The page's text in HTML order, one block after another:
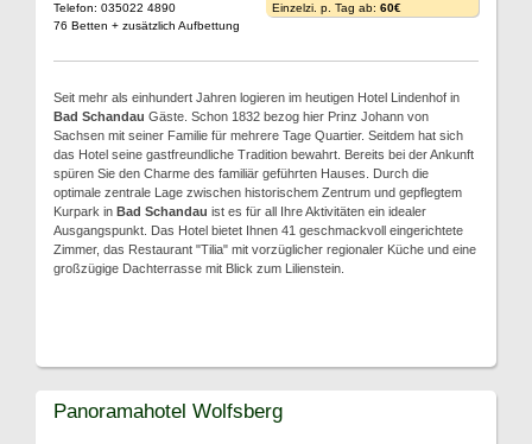
Telefon: 035022 4890
76 Betten + zusätzlich Aufbettung
Einzelzi. p. Tag ab: 60€
Seit mehr als einhundert Jahren logieren im heutigen Hotel Lindenhof in
Bad Schandau Gäste. Schon 1832 bezog hier Prinz Johann von
Sachsen mit seiner Familie für mehrere Tage Quartier. Seitdem hat sich
das Hotel seine gastfreundliche Tradition bewahrt. Bereits bei der Ankunft
spüren Sie den Charme des familiär geführten Hauses. Durch die
optimale zentrale Lage zwischen historischem Zentrum und gepflegtem
Kurpark in Bad Schandau ist es für all Ihre Aktivitäten ein idealer
Ausgangspunkt. Das Hotel bietet Ihnen 41 geschmackvoll eingerichtete
Zimmer, das Restaurant "Tilia" mit vorzüglicher regionaler Küche und eine
großzügige Dachterrasse mit Blick zum Lilienstein.
Panoramahotel Wolfsberg